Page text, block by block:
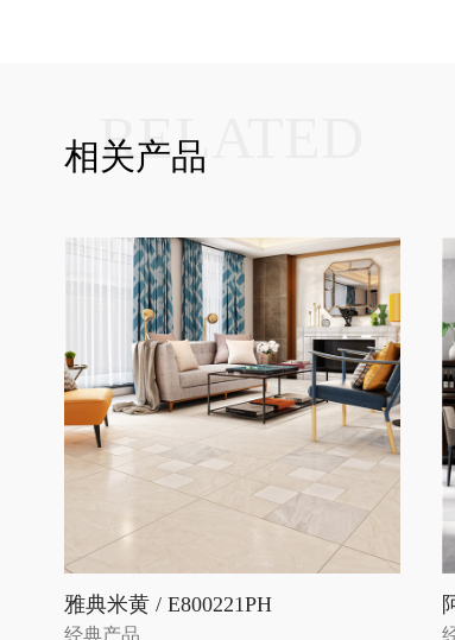
相关产品
RELATED
雅典米黄 / E800221PH
经典产品